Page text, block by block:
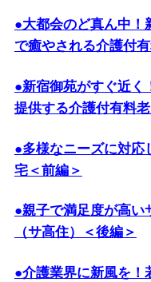
●大都会のど真ん中！
で癒やされる介護付
●新宿御苑がすぐ近く
提供する介護付有料
●多様なニーズに対応
宅＜前編＞
●親子で満足度が高い
（サ高住）＜後編＞
●介護業界に新風を！